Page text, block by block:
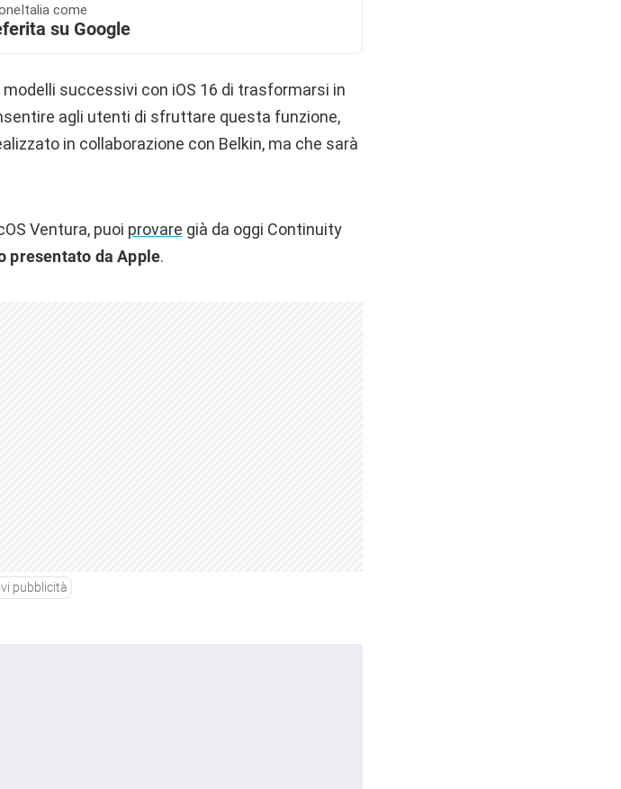
come
su Google
modelli successivi con iOS 16 di trasformarsi in
agli utenti di sfruttare questa funzione,
in collaborazione con Belkin, ma che sarà
Ventura, puoi provare già da oggi Continuity
presentato da Apple.
pubblicità